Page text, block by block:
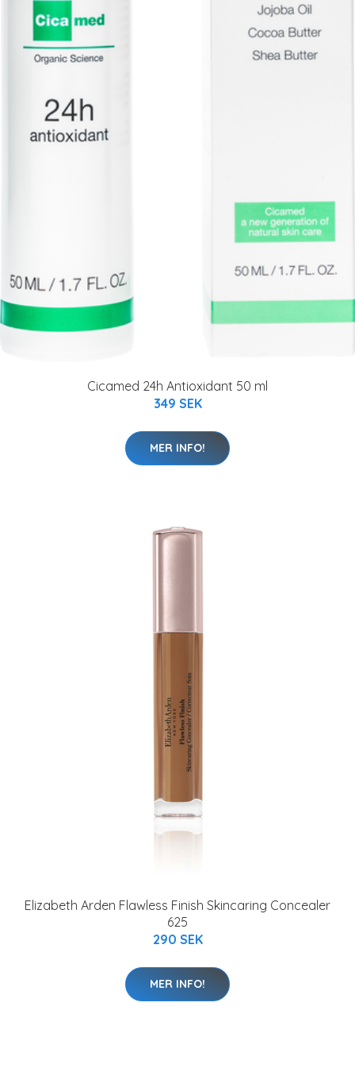
Cicamed 24h Antioxidant 50 ml
349 SEK
MER INFO!
Elizabeth Arden Flawless Finish Skincaring Concealer
625
290 SEK
MER INFO!